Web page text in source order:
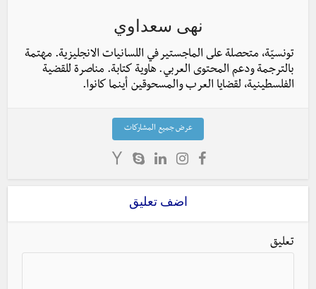
نهى سعداوي
تونسيّة، متحصلة على الماجستير في اللسانيات الانجليزية. مهتمة
بالترجمة ودعم المحتوى العربي. هاوية كتابة. مناصرة للقضية
الفلسطينية، لقضايا العرب والمسحوقين أينما كانوا.
عرض جميع المشاركات
اضف تعليق
تعليق